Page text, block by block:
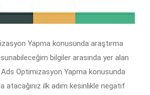
Yapma konusunda araştırma
sunabileceğim bilgiler arasında yer alan
Ads Optimizasyon Yapma konusunda
atacağınız ilk adım kesinlikle negatif